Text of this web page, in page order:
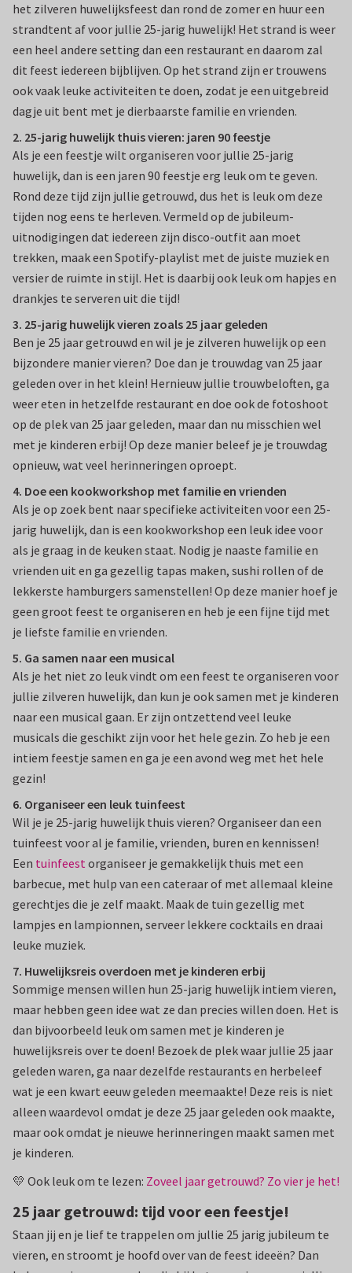
het zilveren huwelijksfeest dan rond de zomer en huur een
strandtent af voor jullie 25-jarig huwelijk! Het strand is weer
een heel andere setting dan een restaurant en daarom zal
dit feest iedereen bijblijven. Op het strand zijn er trouwens
ook vaak leuke activiteiten te doen, zodat je een uitgebreid
dagje uit bent met je dierbaarste familie en vrienden.
2. 25-jarig huwelijk thuis vieren: jaren 90 feestje
Als je een feestje wilt organiseren voor jullie 25-jarig
huwelijk, dan is een jaren 90 feestje erg leuk om te geven.
Rond deze tijd zijn jullie getrouwd, dus het is leuk om deze
tijden nog eens te herleven. Vermeld op de jubileum-
uitnodigingen dat iedereen zijn disco-outfit aan moet
trekken, maak een Spotify-playlist met de juiste muziek en
versier de ruimte in stijl. Het is daarbij ook leuk om hapjes en
drankjes te serveren uit die tijd!
3. 25-jarig huwelijk vieren zoals 25 jaar geleden
Ben je 25 jaar getrouwd en wil je je zilveren huwelijk op een
bijzondere manier vieren? Doe dan je trouwdag van 25 jaar
geleden over in het klein! Hernieuw jullie trouwbeloften, ga
weer eten in hetzelfde restaurant en doe ook de fotoshoot
op de plek van 25 jaar geleden, maar dan nu misschien wel
met je kinderen erbij! Op deze manier beleef je je trouwdag
opnieuw, wat veel herinneringen oproept.
4. Doe een kookworkshop met familie en vrienden
Als je op zoek bent naar specifieke activiteiten voor een 25-
jarig huwelijk, dan is een kookworkshop een leuk idee voor
als je graag in de keuken staat. Nodig je naaste familie en
vrienden uit en ga gezellig tapas maken, sushi rollen of de
lekkerste hamburgers samenstellen! Op deze manier hoef je
geen groot feest te organiseren en heb je een fijne tijd met
je liefste familie en vrienden.
5. Ga samen naar een musical
Als je het niet zo leuk vindt om een feest te organiseren voor
jullie zilveren huwelijk, dan kun je ook samen met je kinderen
naar een musical gaan. Er zijn ontzettend veel leuke
musicals die geschikt zijn voor het hele gezin. Zo heb je een
intiem feestje samen en ga je een avond weg met het hele
gezin!
6. Organiseer een leuk tuinfeest
Wil je je 25-jarig huwelijk thuis vieren? Organiseer dan een
tuinfeest voor al je familie, vrienden, buren en kennissen!
Een tuinfeest organiseer je gemakkelijk thuis met een
barbecue, met hulp van een cateraar of met allemaal kleine
gerechtjes die je zelf maakt. Maak de tuin gezellig met
lampjes en lampionnen, serveer lekkere cocktails en draai
leuke muziek.
7. Huwelijksreis overdoen met je kinderen erbij
Sommige mensen willen hun 25-jarig huwelijk intiem vieren,
maar hebben geen idee wat ze dan precies willen doen. Het is
dan bijvoorbeeld leuk om samen met je kinderen je
huwelijksreis over te doen! Bezoek de plek waar jullie 25 jaar
geleden waren, ga naar dezelfde restaurants en herbeleef
wat je een kwart eeuw geleden meemaakte! Deze reis is niet
alleen waardevol omdat je deze 25 jaar geleden ook maakte,
maar ook omdat je nieuwe herinneringen maakt samen met
je kinderen.
💛 Ook leuk om te lezen: Zoveel jaar getrouwd? Zo vier je het!
25 jaar getrouwd: tijd voor een feestje!
Staan jij en je lief te trappelen om jullie 25 jarig jubileum te
vieren, en stroomt je hoofd over van de feest ideeën? Dan